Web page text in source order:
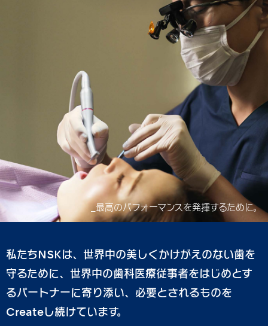
_最高のパフォーマンスを発揮するために。
私たちNSKは、世界中の美しくかけがえのない歯を
守るために、世界中の歯科医療従事者をはじめとす
るパートナーに寄り添い、必要とされるものを
Createし続けています。